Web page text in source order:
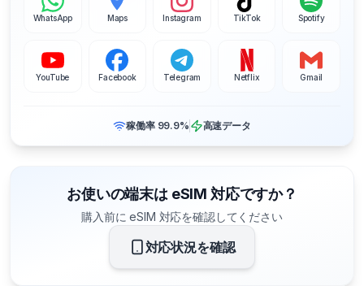
WhatsApp Maps Instagram TikTok Spotify
YouTube Facebook Telegram Netflix Gmail
稼働率 99.9% 高速データ
お使いの端末は eSIM 対応ですか？
購入前に eSIM 対応を確認してください
対応状況を確認